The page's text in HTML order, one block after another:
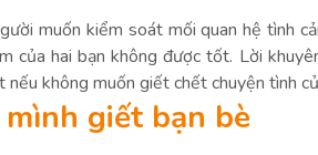
muốn kiểm soát mối quan hệ tình
của hai bạn không được tốt. Lời
không muốn giết chết chuyện tình
giết bạn bè